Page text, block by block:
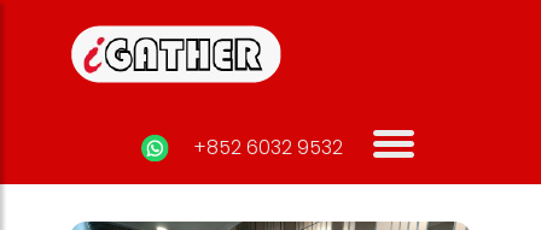
+852 6032 9532